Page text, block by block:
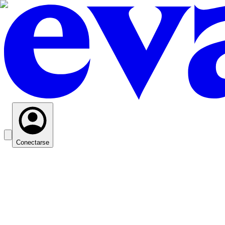
Conectarse